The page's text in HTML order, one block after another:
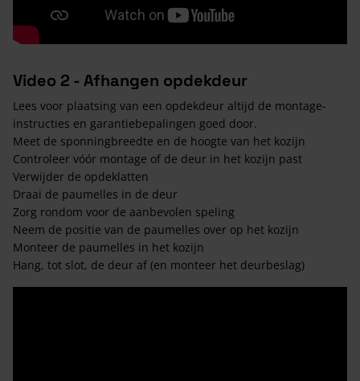
Video 2 - Afhangen opdekdeur
Lees voor plaatsing van een opdekdeur altijd de montage-
instructies en garantiebepalingen goed door.
Meet de sponningbreedte en de hoogte van het kozijn
Controleer vóór montage of de deur in het kozijn past
Verwijder de opdeklatten
Draai de paumelles in de deur
Zorg rondom voor de aanbevolen speling
Neem de positie van de paumelles over op het kozijn
Monteer de paumelles in het kozijn
Hang, tot slot, de deur af (en monteer het deurbeslag)